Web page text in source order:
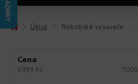
Úklid Robotické vysavače
Cena
6999 Kč 7000